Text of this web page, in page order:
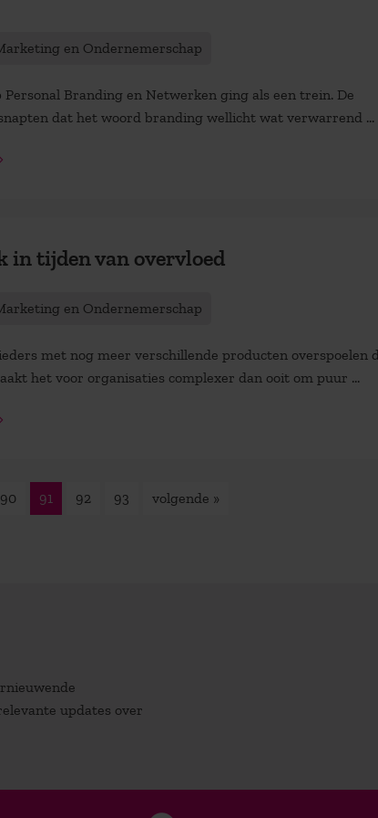
en Ondernemerschap
Personal Branding en Netwerken ging als een trein. De
dat het woord branding wellicht wat verwarrend ...
in tijden van overvloed
en Ondernemerschap
met nog meer verschillende producten overspoelen
het voor organisaties complexer dan ooit om puur ...
90 91 92 93 volgende »
updates over